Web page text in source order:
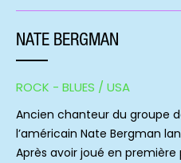
NATE BERGMAN
ROCK - BLUES / USA
Ancien chanteur du groupe
l’américain Nate Bergman
Après avoir joué en